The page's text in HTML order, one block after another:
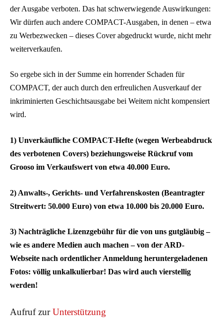
der Ausgabe verboten. Das hat schwerwiegende Auswirkungen:
Wir dürfen auch andere COMPACT-Ausgaben, in denen – etwa
zu Werbezwecken – dieses Cover abgedruckt wurde, nicht mehr
weiterverkaufen.
So ergebe sich in der Summe ein horrender Schaden für
COMPACT, der auch durch den erfreulichen Ausverkauf der
inkriminierten Geschichtsausgabe bei Weitem nicht kompensiert
wird.
1) Unverkäufliche COMPACT-Hefte (wegen Werbeabdruck
des verbotenen Covers) beziehungsweise Rückruf vom
Grooso im Verkaufswert von etwa 40.000 Euro.
2) Anwalts-, Gerichts- und Verfahrenskosten (Beantragter
Streitwert: 50.000 Euro) von etwa 10.000 bis 20.000 Euro.
3) Nachträgliche Lizenzgebühr für die von uns gutgläubig –
wie es andere Medien auch machen – von der ARD-
Webseite nach ordentlicher Anmeldung heruntergeladenen
Fotos: völlig unkalkulierbar! Das wird auch vierstellig
werden!
Aufruf zurUnterstützung